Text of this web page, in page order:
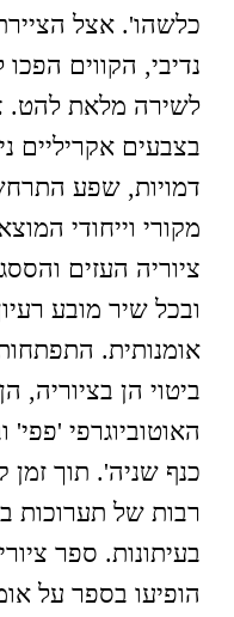
כלשהו'. אצל
נדיבי, הקווים
לשירה מלאת להט.
בצבעים אקריליים
דמויות, שפע
מקורי וייחודי
ציוריה העזים
ובכל שיר מובע
אומנותית.
ביטוי הן בציוריה,
האוטוביוגרפי
כנף שניה'. תוך
רבות של תערוכות
בעיתונות. ספר
הופיעו בספר על